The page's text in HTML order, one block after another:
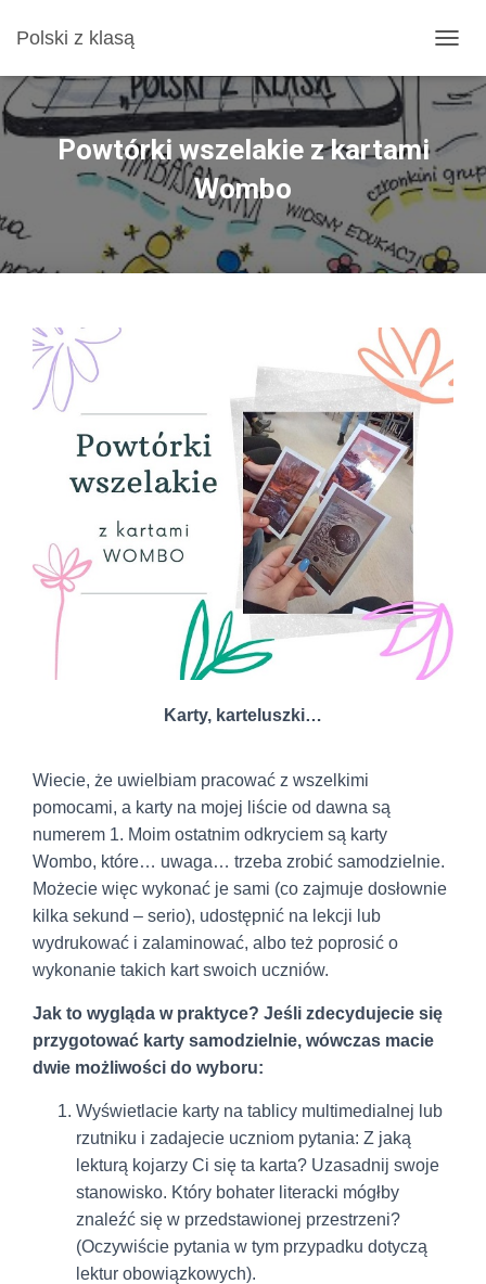
Polski z klasą
R
Z
Ł
C
Z
W
J
Ę
Powtórki wszelakie z kartami
Wombo
Karty, karteluszki…
Wiecie, że uwielbiam pracować z wszelkimi
pomocami, a karty na mojej liście od dawna są
numerem 1. Moim ostatnim odkryciem są karty
Wombo, które… uwaga… trzeba zrobić samodzielnie.
Możecie więc wykonać je sami (co zajmuje dosłownie
kilka sekund – serio), udostępnić na lekcji lub
wydrukować i zalaminować, albo też poprosić o
wykonanie takich kart swoich uczniów.
Jak to wygląda w praktyce? Jeśli zdecydujecie się
przygotować karty samodzielnie, wówczas macie
dwie możliwości do wyboru:
Wyświetlacie karty na tablicy multimedialnej lub
rzutniku i zadajecie uczniom pytania: Z jaką
lekturą kojarzy Ci się ta karta? Uzasadnij swoje
stanowisko. Który bohater literacki mógłby
znaleźć się w przedstawionej przestrzeni?
(Oczywiście pytania w tym przypadku dotyczą
lektur obowiązkowych).